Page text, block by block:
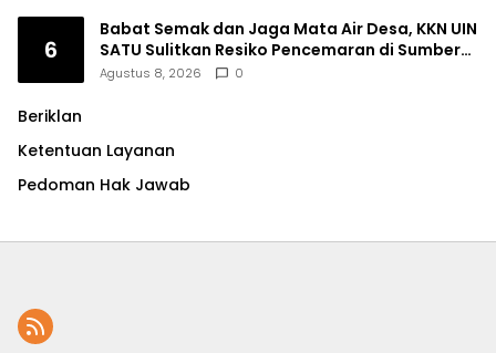
6
Babat Semak dan Jaga Mata Air Desa, KKN UIN
SATU Sulitkan Resiko Pencemaran di Sumber
Ngumbul
Agustus 8, 2026 0
Beriklan
Ketentuan Layanan
Pedoman Hak Jawab